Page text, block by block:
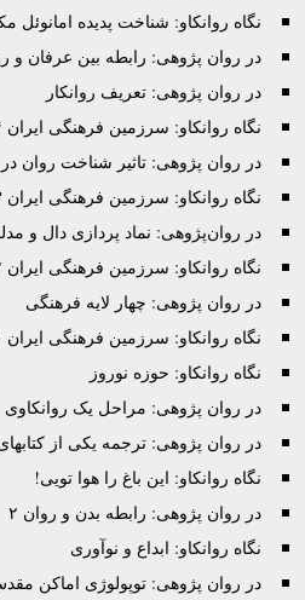
نگاه روانکاو: شناخت پدیده امانوئل
در روان پژوهی: رابطه بین عرفان و
در روان پژوهی: تعریف روانکار
نگاه روانکاو: سرزمین فرهنگی ایران ۴
در روان پژوهی: تاثیر شناخت روان
نگاه روانکاو: سرزمین فرهنگی ایران ۳
در روان‌پژوهی: نماد پردازی دال و
نگاه روانکاو: سرزمین فرهنگی ایران ۲
در روان پژوهی: چهار لایه فرهنگی
نگاه روانکاو: سرزمین فرهنگی ایران ۱
نگاه روانکاو: حوزه نوروز
در روان پژوهی: مراحل یک روانکاوی
در روان پژوهی: ترجمه یکی از
نگاه روانکاو: این باغ را هوا تویی!
در روان پژوهی: رابطه بدن و روان ۲
نگاه روانکاو: ابداع و نوآوری
در روان پژوهی: توپولوژی اماکن